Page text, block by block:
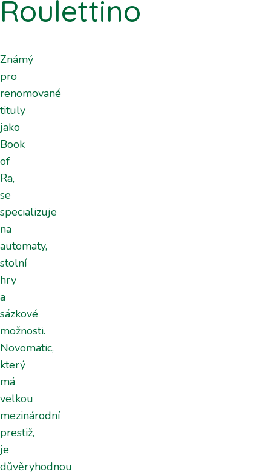
Roulettino
Známý
pro
renomované
tituly
jako
Book
of
Ra,
se
specializuje
na
automaty,
stolní
hry
a
sázkové
možnosti.
Novomatic,
který
má
velkou
mezinárodní
prestiž,
je
důvěryhodnou